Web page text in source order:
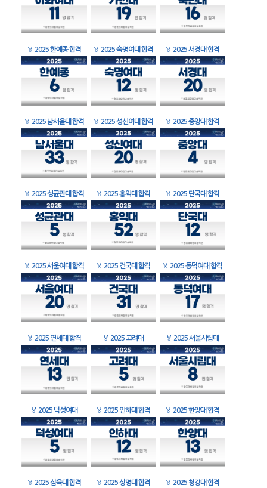
🏅 2025 한예종 합격 🏅 2025 숙명여대 합격 🏅 2025 서경대 합격
🏅 2025 남서울대 합격 🏅 2025 성신여대 합격 🏅 2025 중앙대 합격
🏅 2025 성균관대 합격 🏅 2025 홍익대 합격 🏅 2025 단국대 합격
🏅 2025 서울여대 합격 🏅 2025 건국대 합격 🏅 2025 동덕여대 합격
🏅 2025 연세대 합격 🏅 2025 고려대 🏅 2025 서울시립대
🏅 2025 덕성여대 🏅 2025 인하대 합격 🏅 2025 한양대 합격
🏅 2025 삼육대 합격 🏅 2025 상명대 합격 🏅 2025 청강대 합격